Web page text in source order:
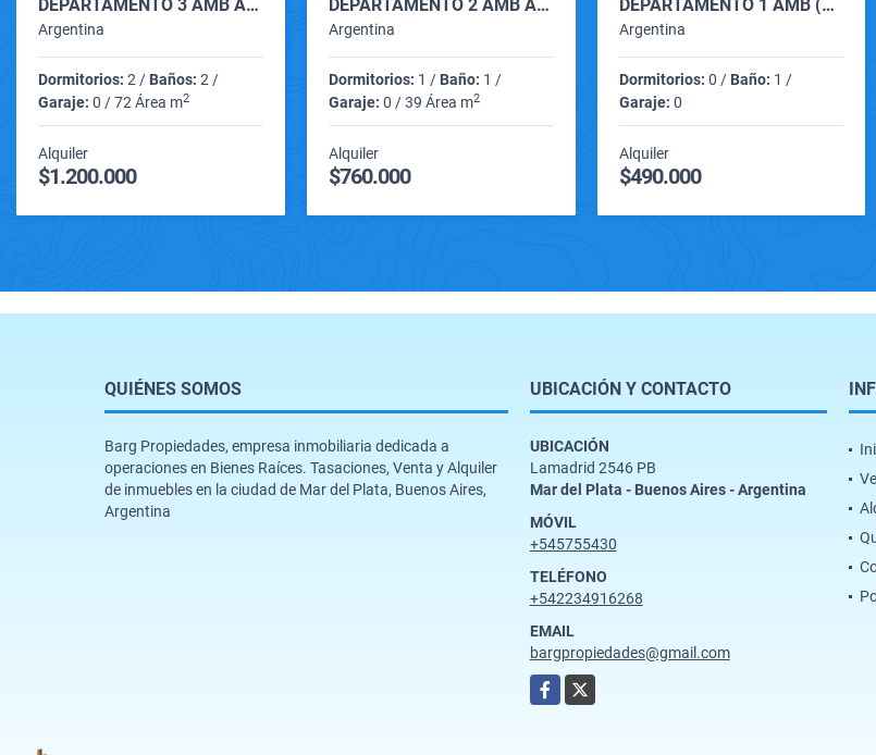
DEPARTAMENTO 3 AMB ALQUILER (LAMADRID 2500)
Argentina
Dormitorios: 2 / Baños: 2 /
Garaje: 0 / 72 Área m2
Alquiler
$1.200.000
DEPARTAMENTO 2 AMB ALQUILER (FALUCHO 1400)
Argentina
Dormitorios: 1 / Baño: 1 /
Garaje: 0 / 39 Área m2
Alquiler
$760.000
DEPARTAMENTO 1 AMB (BOLIVAR 3000)
Argentina
Dormitorios: 0 / Baño: 1 /
Garaje: 0
Alquiler
$490.000
QUIÉNES SOMOS
Barg Propiedades, empresa inmobiliaria dedicada a
operaciones en Bienes Raíces. Tasaciones, Venta y Alquiler
de inmuebles en la ciudad de Mar del Plata, Buenos Aires,
Argentina
UBICACIÓN Y CONTACTO
UBICACIÓN
Lamadrid 2546 PB
Mar del Plata - Buenos Aires - Argentina
MÓVIL
+545755430
TELÉFONO
+542234916268
EMAIL
bargpropiedades@gmail.com
Facebook
X